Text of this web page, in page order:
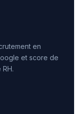
en
et score de